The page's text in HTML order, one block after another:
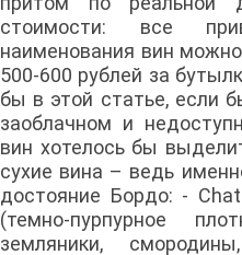
стоимости: все
наименования вин
500-600 рублей за
бы в этой статье, если
заоблачном и
вин хотелось бы
сухие вина – ведь
достояние Бордо: -
(темно-пурпурное
земляники,